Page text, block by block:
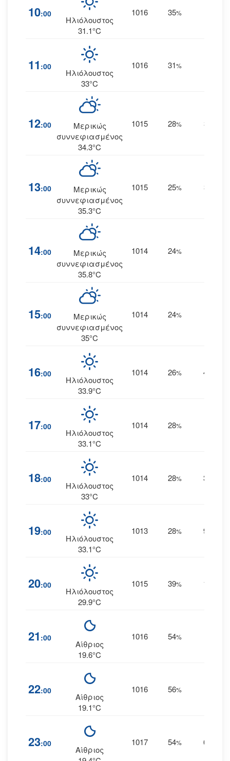
10:00
Ηλιόλουστος
31.1°C
1016 35%
11 :00
Ηλιόλουστος
33°C
1016 31%
12:00
Μερικώς
συννεφιασμένος
34.3°C
1015 28% 3
13:00
Μερικώς
συννεφιασμένος
35.3°C
1015 25% 3
14:00
Μερικώς
συννεφιασμένος
35.8°C
1014 24%
15:00
Μερικώς
συννεφιασμένος
35°C
1014 24%
16:00
Ηλιόλουστος
33.9°C
1014 26% 4
17:00
Ηλιόλουστος
33.1°C
1014 28%
18:00
Ηλιόλουστος
33°C
1014 28% 3
19:00
Ηλιόλουστος
33.1°C
1013 28% 9
20:00
Ηλιόλουστος
29.9°C
1015 39% 10
21 :00
Αίθριος
19.6°C
1016 54%
22:00
Αίθριος
19.1°C
1016 56%
23:00
Αίθριος
1017 54% 6